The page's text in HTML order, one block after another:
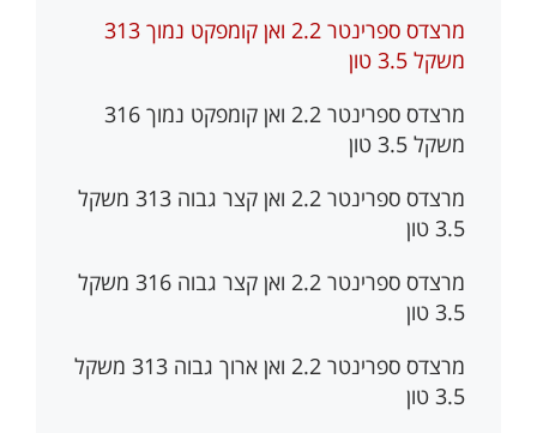
מרצדס ספרינטר 2.2 ואן קומפקט נמוך 313
משקל 3.5 טון
מרצדס ספרינטר 2.2 ואן קומפקט נמוך 316
משקל 3.5 טון
מרצדס ספרינטר 2.2 ואן קצר גבוה 313 משקל
3.5 טון
מרצדס ספרינטר 2.2 ואן קצר גבוה 316 משקל
3.5 טון
מרצדס ספרינטר 2.2 ואן ארוך גבוה 313 משקל
3.5 טון